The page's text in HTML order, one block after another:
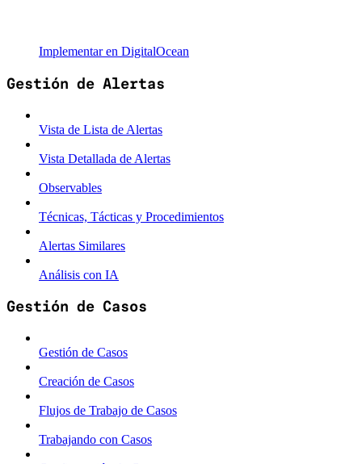
Implementar en DigitalOcean
Gestión de Alertas
Vista de Lista de Alertas
Vista Detallada de Alertas
Observables
Técnicas, Tácticas y Procedimientos
Alertas Similares
Análisis con IA
Gestión de Casos
Gestión de Casos
Creación de Casos
Flujos de Trabajo de Casos
Trabajando con Casos